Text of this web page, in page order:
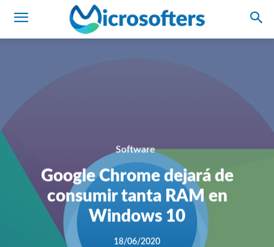
Software
Google Chrome dejará de
consumir tanta RAM en
Windows 10
18/06/2020